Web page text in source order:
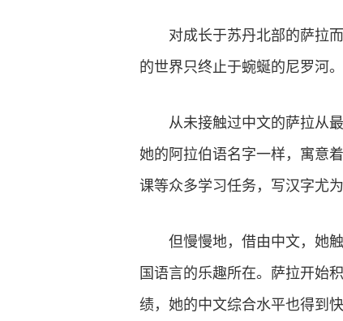
对成长于苏丹北部的萨拉
的世界只终止于蜿蜒的尼罗河
从未接触过中文的萨拉从
她的阿拉伯语名字一样，寓意
课等众多学习任务，写汉字尤为
但慢慢地，借由中文，她
国语言的乐趣所在。萨拉开始
绩，她的中文综合水平也得到快